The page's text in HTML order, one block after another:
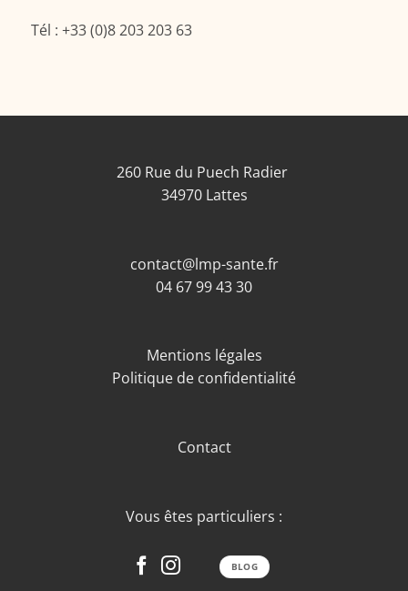
Tél : +33 (0)8 203 203 63
260 Rue du Puech Radier
34970 Lattes
contact@lmp-sante.fr
04 67 99 43 30
Mentions légales
Politique de confidentialité
Contact
Vous êtes particuliers :
BLOG